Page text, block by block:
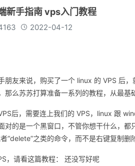
评测
新手指南 vps入门教程
2022-04-12
朋友来说，购买了一个 linux 的 VPS 后
那么苏苏打算准备一系列的教程，从最基
后，需要连上我们的 VPS，linux 跟
对的是一个黑窗口，不管你想干什么，
“delete”之类的命令，而不是右键复制删
，请看这篇教程： 还没写好呢